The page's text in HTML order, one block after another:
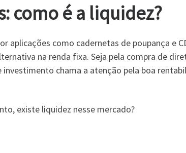
como é a liquidez?
aplicações como cadernetas de poupança e
na renda fixa. Seja pela compra de
chama a atenção pela boa
existe liquidez nesse mercado?